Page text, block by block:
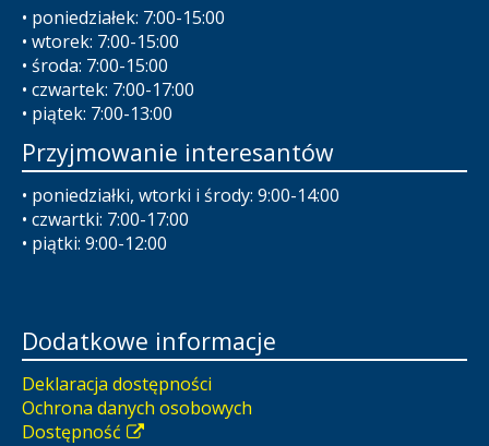
• poniedziałek: 7:00-15:00
• wtorek: 7:00-15:00
• środa: 7:00-15:00
• czwartek: 7:00-17:00
• piątek: 7:00-13:00
Przyjmowanie interesantów
• poniedziałki, wtorki i środy: 9:00-14:00
• czwartki: 7:00-17:00
• piątki: 9:00-12:00
Dodatkowe informacje
Deklaracja dostępności
Ochrona danych osobowych
Dostępność